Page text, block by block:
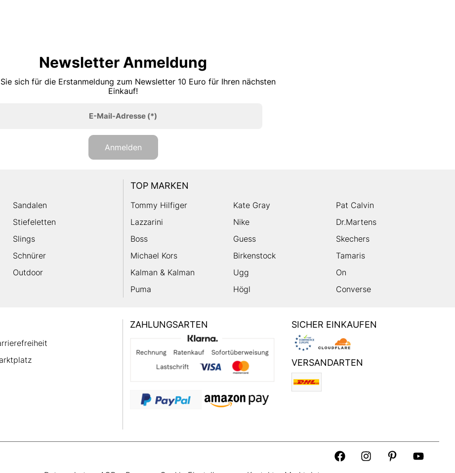
Newsletter Anmeldung
sich für die Erstanmeldung zum Newsletter 10 Euro für Ihren nächsten
Einkauf!
E-Mail-Adresse(*)
Anmelden
Sandalen
Stiefeletten
Slings
Schnürer
Outdoor
TOP MARKEN
Tommy Hilfiger Kate Gray
Pat Calvin
Lazzarini
Nike
Dr.Martens
Boss
Guess
Skechers
Michael Kors
Birkenstock
Tamaris
Kalman & Kalman
Ugg
On
Puma
Högl Converse
ZAHLUNGSARTEN SICHER EINKAUFEN
VERSANDARTEN